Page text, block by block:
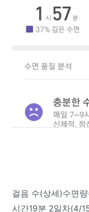
걸음 수(상세)수면
시간19분 2일차(4/